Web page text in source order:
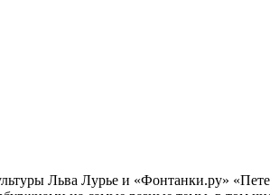
Льва Лурье и «Фонтанки.ру»